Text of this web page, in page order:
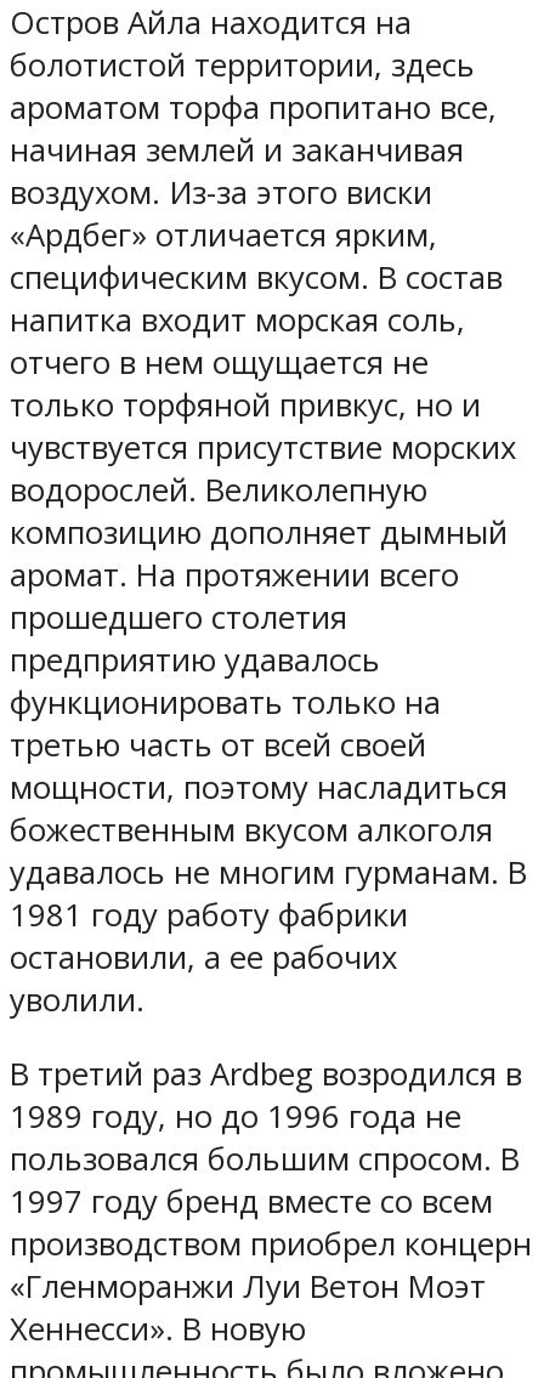
Остров Айла находится на
болотистой территории, здесь
ароматом торфа пропитано все,
начиная землей и заканчивая
воздухом. Из-за этого виски
«Ардбег» отличается ярким,
специфическим вкусом. В состав
напитка входит морская соль,
отчего в нем ощущается не
только торфяной привкус, но и
чувствуется присутствие морских
водорослей. Великолепную
композицию дополняет дымный
аромат. На протяжении всего
прошедшего столетия
предприятию удавалось
функционировать только на
третью часть от всей своей
мощности, поэтому насладиться
божественным вкусом алкоголя
удавалось не многим гурманам. В
1981 году работу фабрики
остановили, а ее рабочих
уволили.
В третий раз Ardbeg возродился в
1989 году, но до 1996 года не
пользовался большим спросом. В
1997 году бренд вместе со всем
производством приобрел концерн
«Гленморанжи Луи Ветон Моэт
Хеннесси». В новую